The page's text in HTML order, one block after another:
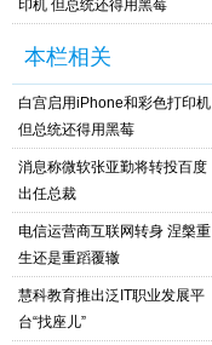
印机 但总统还得用黑莓
本栏相关
白宫启用iPhone和彩色打印机
但总统还得用黑莓
消息称微软张亚勤将转投百度
出任总裁
电信运营商互联网转身 涅槃重
生还是重蹈覆辙
慧科教育推出泛IT职业发展平
台“找座儿”